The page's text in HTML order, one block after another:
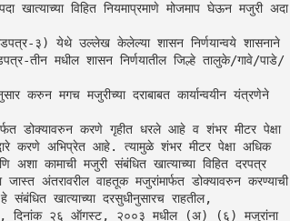
खात्याच्या विहित नियमाप्रमाणे मोजमाप घेऊन मजुरी अदा
३) येथे उल्लेख केलेल्या शासन निर्णयान्वये शासनाने
तीन मधील शासन निर्णयातील जिल्हे तालुके/गावे/पाडे/
करुन मगच मजुरीच्या दराबाबत कार्यान्वयीन यंत्रणेने
डोक्यावरुन करणे गृहीत धरले आहे व शंभर मीटर पेक्षा
करणे अभिप्रेत आहे. त्यामुळे शंभर मीटर पेक्षा अधिक
अशा कामाची मजुरी संबंधित खात्याच्या विहित दरपत्र
जास्त अंतरावरील वाहतूक मजुरांमार्फत डोक्यावरुन करण्याची
खात्याच्या दरसुधीनुसारच राहतील,
६, दिनांक २६ ऑगस्ट, २००३ मधील (अ) (६) मजुरांना